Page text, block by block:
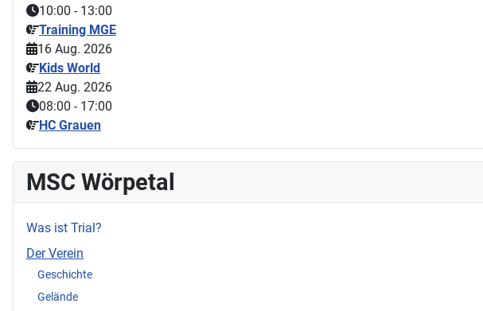
10:00 - 13:00
Training MGE
16 Aug. 2026
Kids World
22 Aug. 2026
08:00 - 17:00
HC Grauen
MSC Wörpetal
Was ist Trial?
Der Verein
Geschichte
Gelände